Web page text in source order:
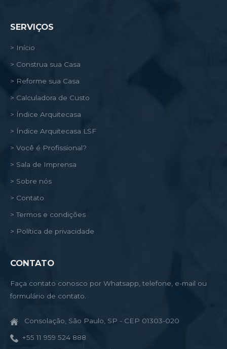
SERVIÇOS
> Início
> Construa sua Casa
> Reforme sua Casa
> Calculadora de Custo
> Índice Arquitecasa
> Índice Arquitecasa LSF
> Você é Profissional?
> Sala de Imprensa
> Sobre nós
> Contato
> Termos e condições
> Política de privacidade
CONTATO
Faça contato conosco por Whatsapp, telefone, e-mail ou
formulário de contato.
Consolação, São Paulo, SP - CEP 01303-020
+55 11 959 524 888